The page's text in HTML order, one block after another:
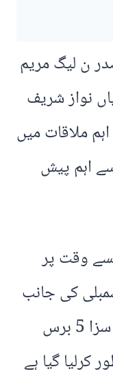
ن لیگ مریم
نواز شریف
ملاقات میں
اہم پیش
وقت پر
کی جانب
سے نااہلی کی زیادہ سے زیادہ سزا 5 برس
کرلیا گیا ہے